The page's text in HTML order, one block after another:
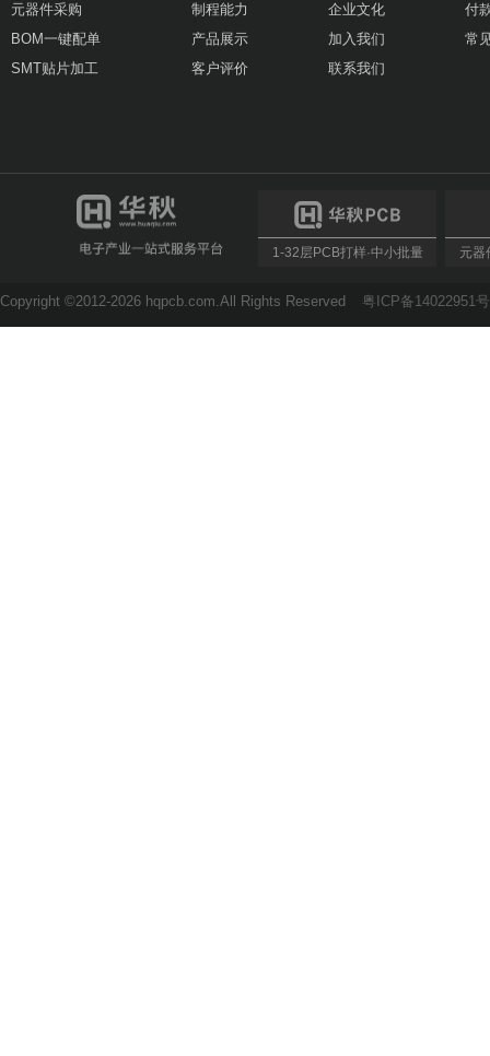
元器件采购
BOM一键配单
SMT贴片加工
制程能力
产品展示
客户评价
企业文化
加入我们
联系我们
付
常
1-32层PCB打样·中小批量 元器
Copyright ©2012-2026 hqpcb.com.All Rights Reserved 粤ICP备14022951号